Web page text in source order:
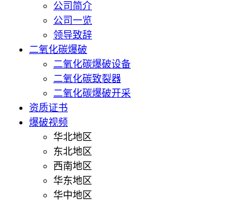
公司简介
公司一览
领导致辞
二氧化碳爆破
二氧化碳爆破设备
二氧化碳致裂器
二氧化碳爆破开采
资质证书
爆破视频
华北地区
东北地区
西南地区
华东地区
华中地区